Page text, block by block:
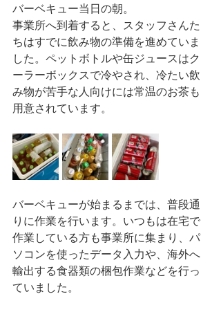
バーベキュー当日の朝。
事業所へ到着すると、スタッフさんた
ちはすでに飲み物の準備を進めていま
した。ペットボトルや缶ジュースはク
ーラーボックスで冷やされ、冷たい飲
み物が苦手な人向けには常温のお茶も
用意されています。
バーベキューが始まるまでは、普段通
りに作業を行います。いつもは在宅で
作業している方も事業所に集まり、パ
ソコンを使ったデータ入力や、海外へ
輸出する食器類の梱包作業などを行っ
ていました。